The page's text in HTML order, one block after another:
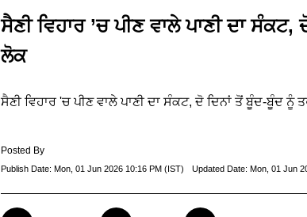
ਸੈਣੀ ਵਿਹਾਰ ’ਚ ਪੀਣ ਵਾਲੇ ਪਾਣੀ ਦਾ
ਲੋਕ
ਸੈਣੀ ਵਿਹਾਰ 'ਚ ਪੀਣ ਵਾਲੇ ਪਾਣੀ ਦਾ ਸੰਕਟ, ਦੋ ਦਿਨਾਂ ਤੋਂ ਬੂੰਦ-ਬੂੰਦ ਨੂੰ
Posted By
Publish Date: Mon, 01 Jun 2026 10:16 PM (IST) Updated Date: Mon, 01 Jun